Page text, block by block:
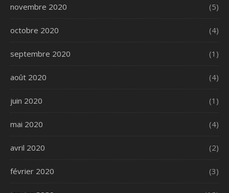
novembre 2020 (5)
octobre 2020 (4)
septembre 2020 (1)
août 2020 (4)
juin 2020 (1)
mai 2020 (4)
avril 2020 (2)
février 2020 (3)